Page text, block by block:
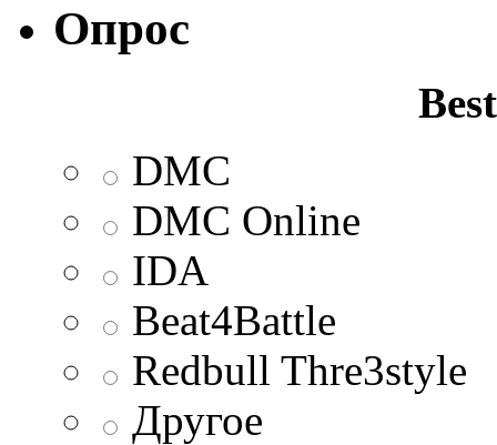
Опрос
DMC
DMC Online
IDA
Beat4Battle
Redbull Thre3style
Другое